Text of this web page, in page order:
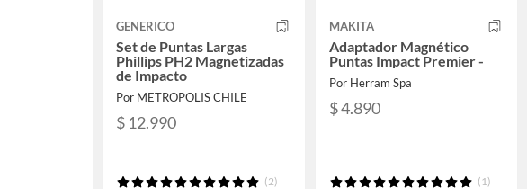
GENERICO
Set de Puntas Largas
Phillips PH2 Magnetizadas
de Impacto
Por METROPOLIS CHILE
$ 12.990
(2)
MAKITA
Adaptador Magnético
Puntas Impact Premier -
Por Herram Spa
$ 4.890
(1)